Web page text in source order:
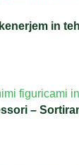
in
–